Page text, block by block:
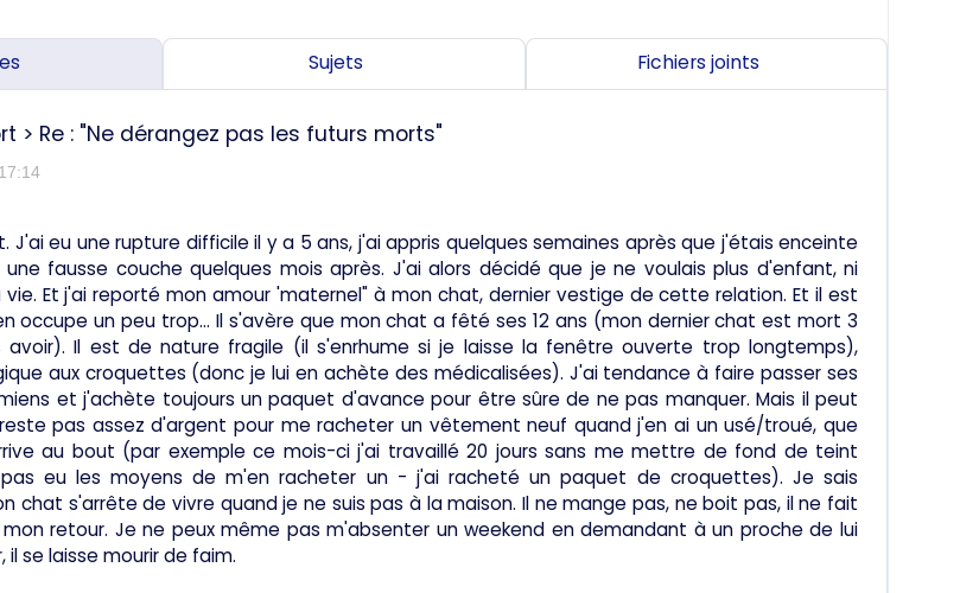
Sujets Fichiers joints
> Re : "Ne dérangez pas les futurs morts"
J'ai eu une rupture difficile il y a 5 ans, j'ai appris quelques semaines après que j'étais enceinte
fausse couche quelques mois après. J'ai alors décidé que je ne voulais plus d'enfant, ni
Et j'ai reporté mon amour 'maternel" à mon chat, dernier vestige de cette relation. Et il est
occupe un peu trop... Il s'avère que mon chat a fêté ses 12 ans (mon dernier chat est mort 3
Il est de nature fragile (il s'enrhume si je laisse la fenêtre ouverte trop longtemps),
aux croquettes (donc je lui en achète des médicalisées). J'ai tendance à faire passer ses
et j'achète toujours un paquet d'avance pour être sûre de ne pas manquer. Mais il peut
pas assez d'argent pour me racheter un vêtement neuf quand j'en ai un usé/troué, que
au bout (par exemple ce mois-ci j'ai travaillé 20 jours sans me mettre de fond de teint
eu les moyens de m'en racheter un - j'ai racheté un paquet de croquettes). Je sais
chat s'arrête de vivre quand je ne suis pas à la maison. Il ne mange pas, ne boit pas, il ne fait
retour. Je ne peux même pas m'absenter un weekend en demandant à un proche de lui
se laisse mourir de faim.